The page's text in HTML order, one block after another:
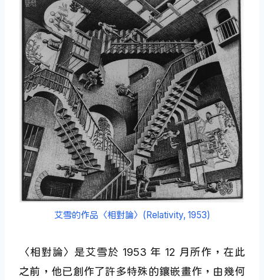
艾雪的作品〈相對論〉(Relativity, 1953)
〈相對論〉是艾雪於 1953 年 12 月所作，在此
之前，他已創作了許多特殊的鑲嵌畫作，由幾何